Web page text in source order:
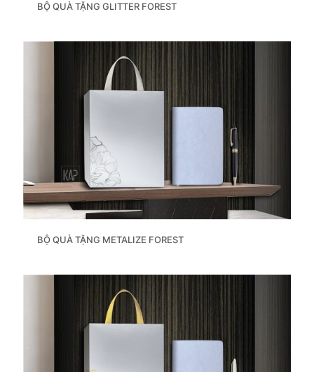
BỘ QUÀ TẶNG GLITTER FOREST
BỘ QUÀ TẶNG METALIZE FOREST